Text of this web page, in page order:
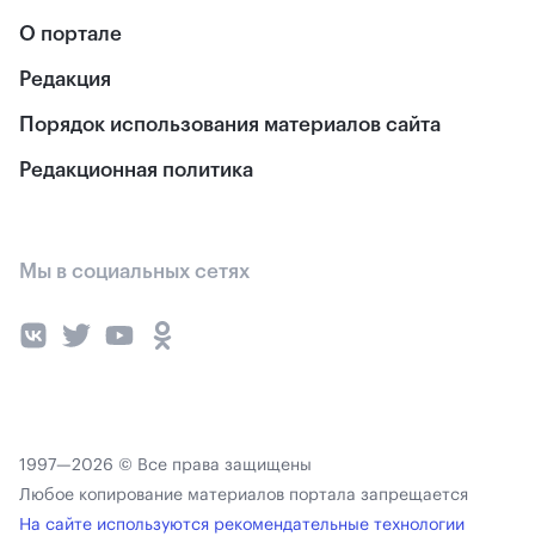
О портале
Редакция
Порядок использования материалов сайта
Редакционная политика
Мы в социальных сетях
1997—2026 © Все права защищены
Любое копирование материалов портала запрещается
На сайте используются рекомендательные технологии